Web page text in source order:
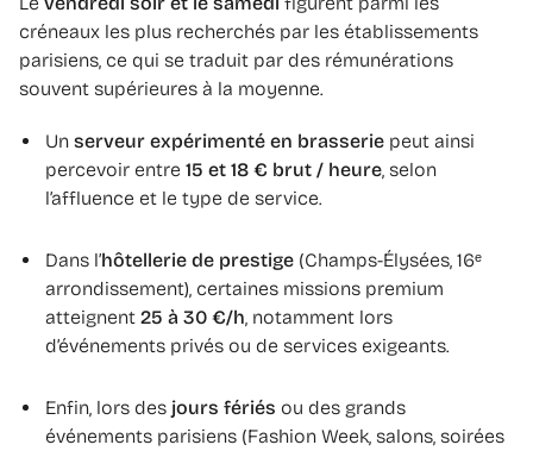
créneaux les plus recherchés par les établissements
parisiens, ce qui se traduit par des rémunérations
souvent supérieures à la moyenne.
Un serveur expérimenté en brasserie peut ainsi
percevoir entre 15 et 18 € brut / heure , selon
l’affluence et le type de service.
Dans l’hôtellerie de prestige (Champs-Élysées, 16ᵉ
arrondissement), certaines missions premium
atteignent 25 à 30 €/h , notamment lors
d’événements privés ou de services exigeants.
Enfin, lors des jours fériés ou des grands
événements parisiens (Fashion Week, salons, soirées